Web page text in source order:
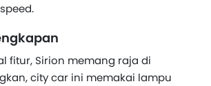
fitur, Sirion memang raja di
city car ini memakai lampu